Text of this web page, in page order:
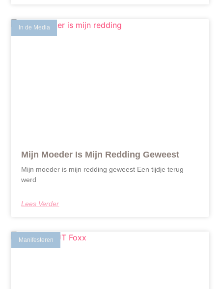
In de Media
Mijn Moeder Is Mijn Redding Geweest
Mijn moeder is mijn redding geweest Een tijdje terug
werd
Lees Verder
Manifesteren